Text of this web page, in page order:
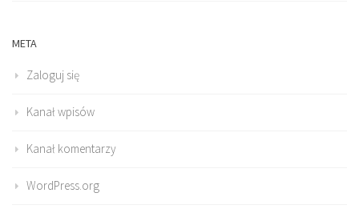
META
Zaloguj się
Kanał wpisów
Kanał komentarzy
WordPress.org